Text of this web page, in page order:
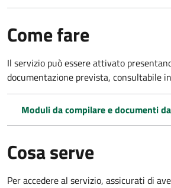
Come fare
Il servizio può essere attivato
documentazione prevista, consultabile
Moduli da compilare e documenti
Cosa serve
Per accedere al servizio, assicurati di